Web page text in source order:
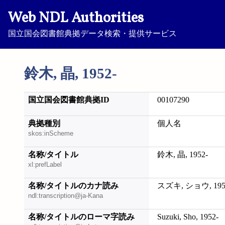
Web NDL Authorities
国立国会図書館典拠データ検索・提供サービス
鈴木, 晶, 1952-
国立国会図書館典拠ID 00107290
典拠種別
skos:inScheme
個人名
名称/タイトル
xl:prefLabel
鈴木, 晶, 1952-
名称/タイトルのカナ読み
ndl:transcription@ja-Kana
スズキ, ショウ,
名称/タイトルのローマ字読み Suzuki, Sho, 1952-